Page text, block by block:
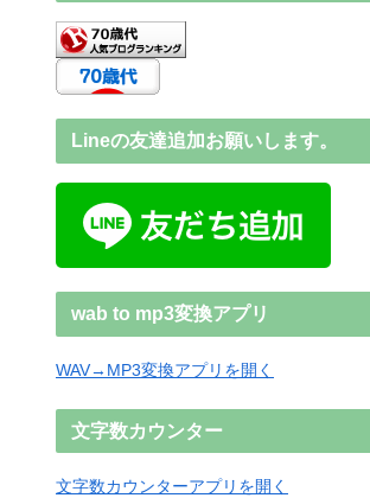
Lineの友達追加お願いします。
wab to mp3変換アプリ
WAV→MP3変換アプリを開く
文字数カウンター
文字数カウンターアプリを開く